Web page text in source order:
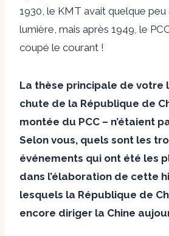
1930, le KMT avait quelque
lumière, mais après 1949, le
coupé le courant !
La thèse principale de votre
chute de la République de
montée du PCC – n’étaient
Selon vous, quels sont les
événements qui ont été les
dans l’élaboration de cette
lesquels la République de
encore diriger la Chine